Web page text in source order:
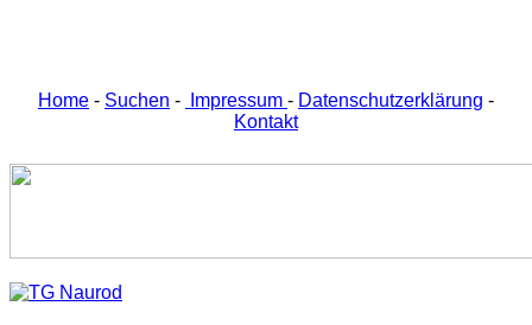
Home - Suchen - Impressum - Datenschutzerklärung -
Kontakt